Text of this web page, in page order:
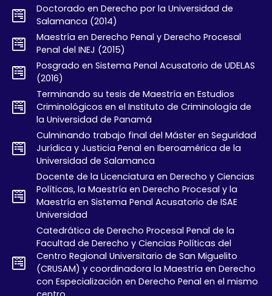
Doctorado en Derecho por la Universidad de
Salamanca (2014)
Maestría en Derecho Penal y Derecho Procesal
Penal del INEJ (2015)
Posgrado en Sistema Penal Acusatorio de UDELAS
(2016)
Terminando su tesis de Maestría en Estudios
Criminológicos en el Instituto de Criminología de
la Universidad de Panamá
Culminando trabajo final del Máster en Seguridad
Jurídica y Justicia Penal en Iberoamérica de la
Universidad de Salamanca
Docente de la Licenciatura en Derecho y Ciencias
Políticas, la Maestría en Derecho Procesal y la
Maestría en Sistema Penal Acusatorio de ISAE
Universidad
Catedrática de Derecho Procesal Penal de la
Facultad de Derecho y Ciencias Políticas del
Centro Regional Universitario de San Miguelito
(CRUSAM) y coordinadora la Maestría en Derecho
con Especialización en Derecho Penal en el mismo